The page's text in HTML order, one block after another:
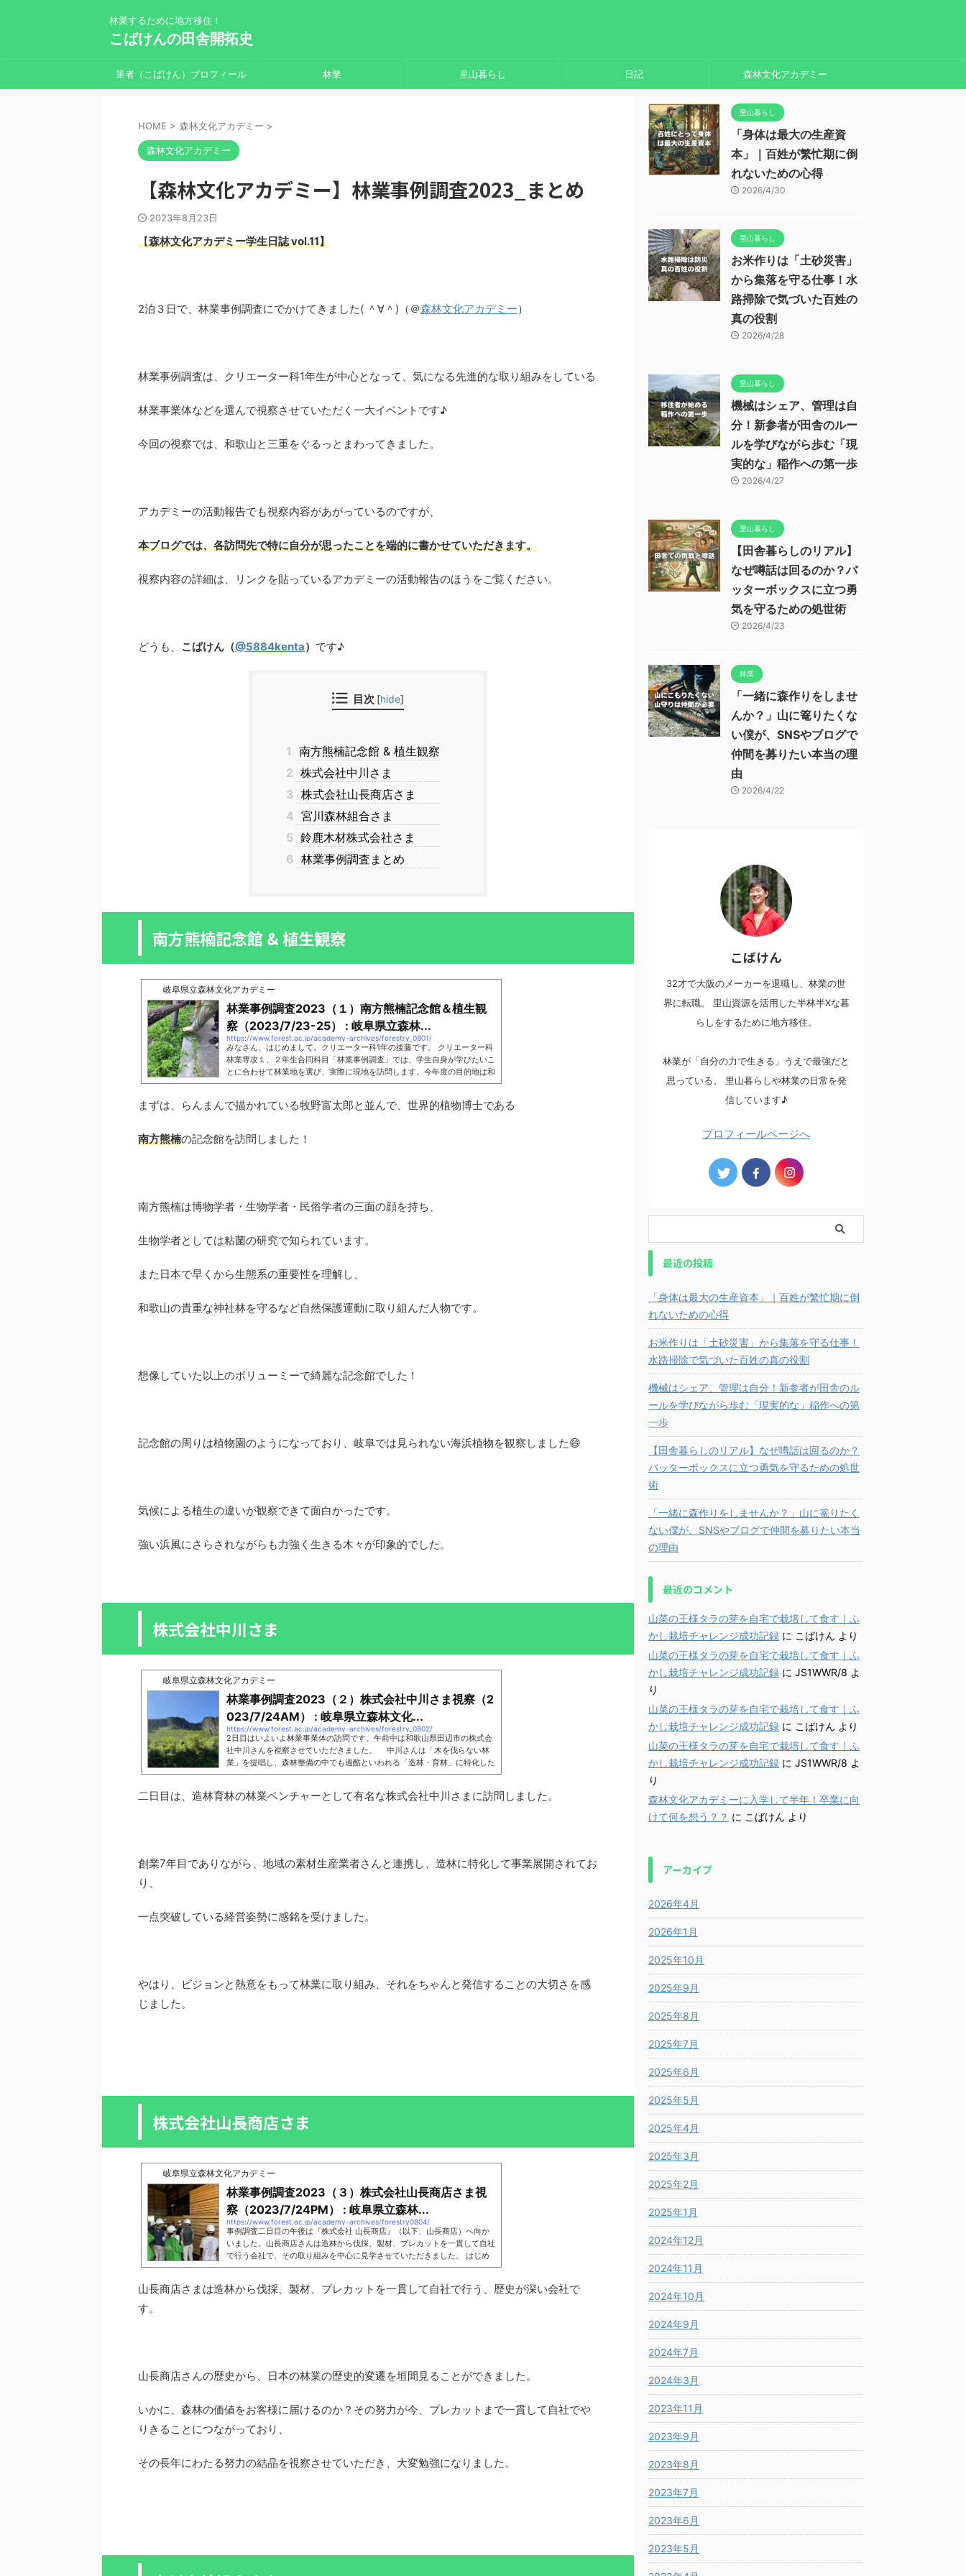
林業するために地方移住！
こばけんの田舎開拓史
筆者（こばけん）プロフィール 林業 里山暮らし 日記 森林文化アカデミー
HOME > 森林文化アカデミー >
森林文化アカデミー
【森林文化アカデミー】林業事例調査2023_まとめ
2023年8月23日
【森林文化アカデミー学生日誌vol.11】
2泊３日で、林業事例調査にでかけてきました( ＾∀＾)（＠森林文化アカデミー）
林業事例調査は、クリエーター科1年生が中心となって、気になる先進的な取り組みをしている
林業事業体などを選んで視察させていただく一大イベントです♪
今回の視察では、和歌山と三重をぐるっとまわってきました。
アカデミーの活動報告でも視察内容があがっているのですが、
本ブログでは、各訪問先で特に自分が思ったことを端的に書かせていただきます。
視察内容の詳細は、リンクを貼っているアカデミーの活動報告のほうをご覧ください。
どうも、 こばけん（@5884kenta） です♪
目次 [hide]
1 南方熊楠記念館 & 植生観察
2 株式会社中川さま
3 株式会社山長商店さま
4 宮川森林組合さま
5 鈴鹿木材株式会社さま
6 林業事例調査まとめ
南方熊楠記念館 & 植生観察
岐阜県立森林文化アカデミー
林業事例調査2023（１）南方熊楠記念館＆植生観
察（2023/7/23-25） : 岐阜県立森林...
https://www.forest.ac.jp/academy-archives/forestry_0801/
みなさん、はじめまして。クリエーター科1年の後藤です。 クリエーター科
林業専攻１、２年生合同科目「林業事例調査」では、学生自身が学びたいこ
とに合わせて林業地を選び、実際に現地を訪問します。今年度の目的地は和
歌山県、三重県となりました。２泊３日の行程を、林業専攻の１年生が報告
まずは、らんまんで描かれている牧野富太郎と並んで、世界的植物博士である
南方熊楠の記念館を訪問しました！
南方熊楠は博物学者・生物学者・民俗学者の三面の顔を持ち、
生物学者としては粘菌の研究で知られています。
また日本で早くから生態系の重要性を理解し、
和歌山の貴重な神社林を守るなど自然保護運動に取り組んだ人物です。
想像していた以上のボリューミーで綺麗な記念館でした！
記念館の周りは植物園のようになっており、岐阜では見られない海浜植物を観察しました😄
気候による植生の違いが観察できて面白かったです。
強い浜風にさらされながらも力強く生きる木々が印象的でした。
株式会社中川さま
岐阜県立森林文化アカデミー
林業事例調査2023（２）株式会社中川さま視察（2
023/7/24AM） : 岐阜県立森林文化...
https://www.forest.ac.jp/academy-archives/forestry_0802/
2日目はいよいよ林業事業体の訪問です。午前中は和歌山県田辺市の株式会
社中川さんを視察させていただきました。 中川さんは「木を伐らない林
業」を提唱し、森林整備の中でも過酷といわれる「造林・育林」に特化した
国内でも珍しい会社です。現在の日本では主伐面積に対して3～４割しか造
二日目は、造林育林の林業ベンチャーとして有名な株式会社中川さまに訪問しました。
創業7年目でありながら、地域の素材生産業者さんと連携し、造林に特化して事業展開されてお
り、
一点突破している経営姿勢に感銘を受けました。
やはり、ビジョンと熱意をもって林業に取り組み、それをちゃんと発信することの大切さを感
じました。
株式会社山長商店さま
岐阜県立森林文化アカデミー
林業事例調査2023（３）株式会社山長商店さま視
察（2023/7/24PM） : 岐阜県立森林...
https://www.forest.ac.jp/academy-archives/forestry0804/
事例調査二日目の午後は『株式会社 山長商店』（以下、山長商店）へ向か
いました。山長商店さんは造林から伐採、製材、プレカットを一貫して自社
で行う会社で、その取り組みを中心に見学させていただきました。 はじめ
に、山長商店の榎本会長から会社の沿革や理念などを伺いました。どのよう
山長商店さまは造林から伐採、製材、プレカットを一貫して自社で行う、歴史が深い会社で
す。
山長商店さんの歴史から、日本の林業の歴史的変遷を垣間見ることができました。
いかに、森林の価値をお客様に届けるのか？その努力が今、プレカットまで一貫して自社でや
りきることにつながっており、
その長年にわたる努力の結晶を視察させていただき、大変勉強になりました。
里山暮らし
「身体は最大の生産資
本」｜百姓が繁忙期に倒
れないための心得
2026/4/30
里山暮らし
お米作りは「土砂災害」
から集落を守る仕事！水
路掃除で気づいた百姓の
真の役割
2026/4/28
里山暮らし
機械はシェア、管理は自
分！新参者が田舎のルー
ルを学びながら歩む「現
実的な」稲作への第一歩
2026/4/27
里山暮らし
【田舎暮らしのリアル】
なぜ噂話は回るのか？バ
ッターボックスに立つ勇
気を守るための処世術
2026/4/23
林業
「一緒に森作りをしませ
んか？」山に篭りたくな
い僕が、SNSやブログで
仲間を募りたい本当の理
由
2026/4/22
こばけん
32才で大阪のメーカーを退職し、林業の世
界に転職。 里山資源を活用した半林半Xな暮
らしをするために地方移住。
林業が「自分の力で生きる」うえで最強だと
思っている。 里山暮らしや林業の日常を発
信しています♪
プロフィールページへ
最近の投稿
「身体は最大の生産資本」｜百姓が繁忙期に倒
れないための心得
お米作りは「土砂災害」から集落を守る仕事！
水路掃除で気づいた百姓の真の役割
機械はシェア、管理は自分！新参者が田舎のル
ールを学びながら歩む「現実的な」稲作への第
一歩
【田舎暮らしのリアル】なぜ噂話は回るのか？
バッターボックスに立つ勇気を守るための処世
術
「一緒に森作りをしませんか？」山に篭りたく
ない僕が、SNSやブログで仲間を募りたい本当
の理由
最近のコメント
山菜の王様タラの芽を自宅で栽培して食す｜ふ
かし栽培チャレンジ成功記録 に こばけん より
山菜の王様タラの芽を自宅で栽培して食す｜ふ
かし栽培チャレンジ成功記録 に JS1WWR/8 よ
り
山菜の王様タラの芽を自宅で栽培して食す｜ふ
かし栽培チャレンジ成功記録 に こばけん より
山菜の王様タラの芽を自宅で栽培して食す｜ふ
かし栽培チャレンジ成功記録 に JS1WWR/8 よ
り
森林文化アカデミーに入学して半年！卒業に向
けて何を想う？？ に こばけん より
アーカイブ
2026年4月
2026年1月
2025年10月
2025年9月
2025年8月
2025年7月
2025年6月
2025年5月
2025年4月
2025年3月
2025年2月
2025年1月
2024年12月
2024年11月
2024年10月
2024年9月
2024年7月
2024年3月
2023年11月
2023年9月
2023年8月
2023年7月
2023年6月
2023年5月